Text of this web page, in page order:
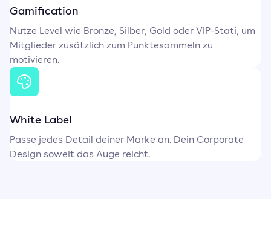
Gamification
Nutze Level wie Bronze, Silber, Gold oder VIP-Stati, um
Mitglieder zusätzlich zum Punktesammeln zu
motivieren.
White Label
Passe jedes Detail deiner Marke an. Dein Corporate
Design soweit das Auge reicht.